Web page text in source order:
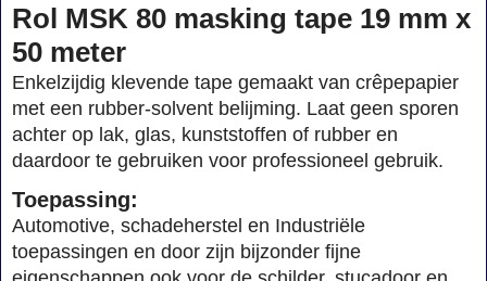
Rol MSK 80 masking tape 19 mm x
50 meter
Enkelzijdig klevende tape gemaakt van crêpepapier
met een rubber-solvent belijming. Laat geen sporen
achter op lak, glas, kunststoffen of rubber en
daardoor te gebruiken voor professioneel gebruik.
Toepassing:
Automotive, schadeherstel en Industriële
toepassingen en door zijn bijzonder fijne